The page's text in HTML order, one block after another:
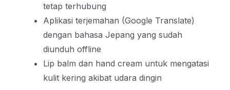
tetap terhubung
Aplikasi terjemahan (Google Translate)
dengan bahasa Jepang yang sudah
diunduh offline
Lip balm dan hand cream untuk mengatasi
kulit kering akibat udara dingin